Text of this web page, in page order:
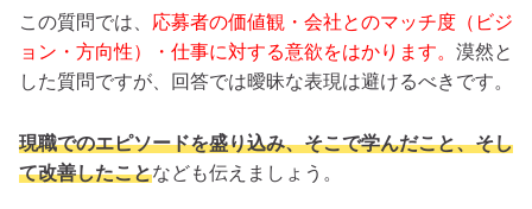
この質問では、 応募者の価値観・会社とのマッチ度（ビジ
ョン・方向性）・仕事に対する意欲をはかります。 漠然と
した質問ですが、回答では曖昧な表現は避けるべきです。
現職でのエピソードを盛り込み、そこで学んだこと、そし
て改善したことなども伝えましょう。